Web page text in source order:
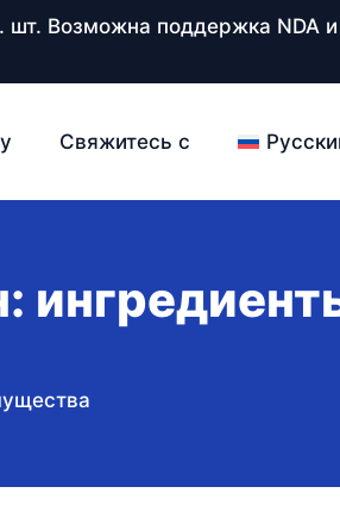
Возможна поддержка NDA
Свяжитесь с